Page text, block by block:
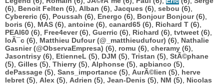
(6), Benoit Felten (6), Alban (6), Jacques (6), sebou (6),
Cybereric (6), Poussah (6), Energo (6), Bonjour Bonjour(6),
boris (6), MAS (6), antoine (6), canard65 (6), Richard T (6),
PEAI60 (6), Free4ever(6), Guerric (6), Richard (6), tvtweet (6),
loÃ¯c (6), Matthieu Dufour (@_matthieudufour) (6), Nathalie
Gasnier (@ObservaEmpresa) (6), romu (6), cheramy (6),
Jasontrisy (6), EtienneL (5), DJM (5), Tristan (5), StÃ©phane
(5), Gilles (5), Thierry (5), Alphonse (5), apbianco (5),
dePassage (5), Sans_importance (5), AurÃ©lien (5), herve
lebret (5), Alex (5), Adrien (5), Jean-Denis (5), NM (5), Nicolas